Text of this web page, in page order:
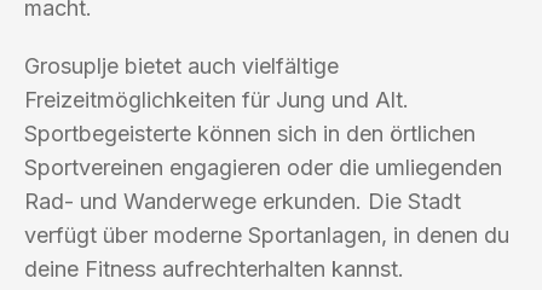
macht.
Grosuplje bietet auch vielfältige
Freizeitmöglichkeiten für Jung und Alt.
Sportbegeisterte können sich in den örtlichen
Sportvereinen engagieren oder die umliegenden
Rad- und Wanderwege erkunden. Die Stadt
verfügt über moderne Sportanlagen, in denen du
deine Fitness aufrechterhalten kannst.